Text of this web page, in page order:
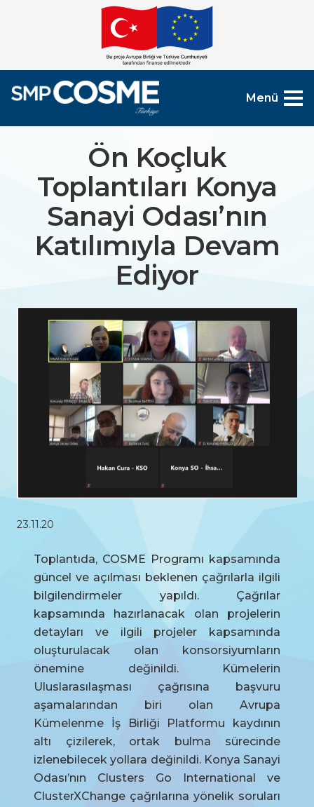
Menü
Ön Koçluk
Toplantıları Konya
Sanayi Odası’nın
Katılımıyla Devam
Ediyor
23.11.20
Toplantıda, COSME Programı kapsamında
güncel ve açılması beklenen çağrılarla ilgili
bilgilendirmeler yapıldı. Çağrılar
kapsamında hazırlanacak olan projelerin
detayları ve ilgili projeler kapsamında
oluşturulacak olan konsorsiyumların
önemine değinildi. Kümelerin
Uluslarasılaşması çağrısına başvuru
aşamalarından biri olan Avrupa
Kümelenme İş Birliği Platformu kaydının
altı çizilerek, ortak bulma sürecinde
izlenebilecek yollara değinildi. Konya Sanayi
Odası’nın Clusters Go International ve
ClusterXChange çağrılarına yönelik soruları